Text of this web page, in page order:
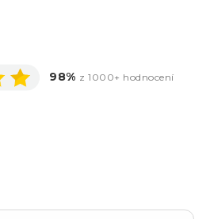
98% z 1000+ hodnocení